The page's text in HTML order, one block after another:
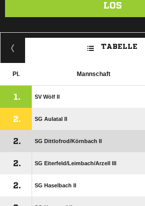
LOS
TABELLE
Pl. Mannschaft
1. SV Wölf II
2. SG Aulatal II
2. SG Dittlofrod/​Körnbach II
2. SG Eiterfeld/​Leimbach/​Arzell III
2. SG Haselbach II